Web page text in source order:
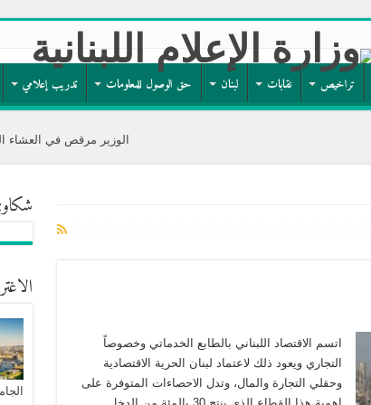
تراخيص نقابات لبنان حق الوصول للمعلومات تدريب إعلامي
الوزير مرقص في العشاء السنوي
اتسم الاقتصاد اللبناني بالطابع الخدماتي وخصوصاً
التجاري ويعود ذلك لاعتماد لبنان الحرية الاقتصادية
وحقلي التجارة والمال، وتدل الاحصاءات المتوفرة على